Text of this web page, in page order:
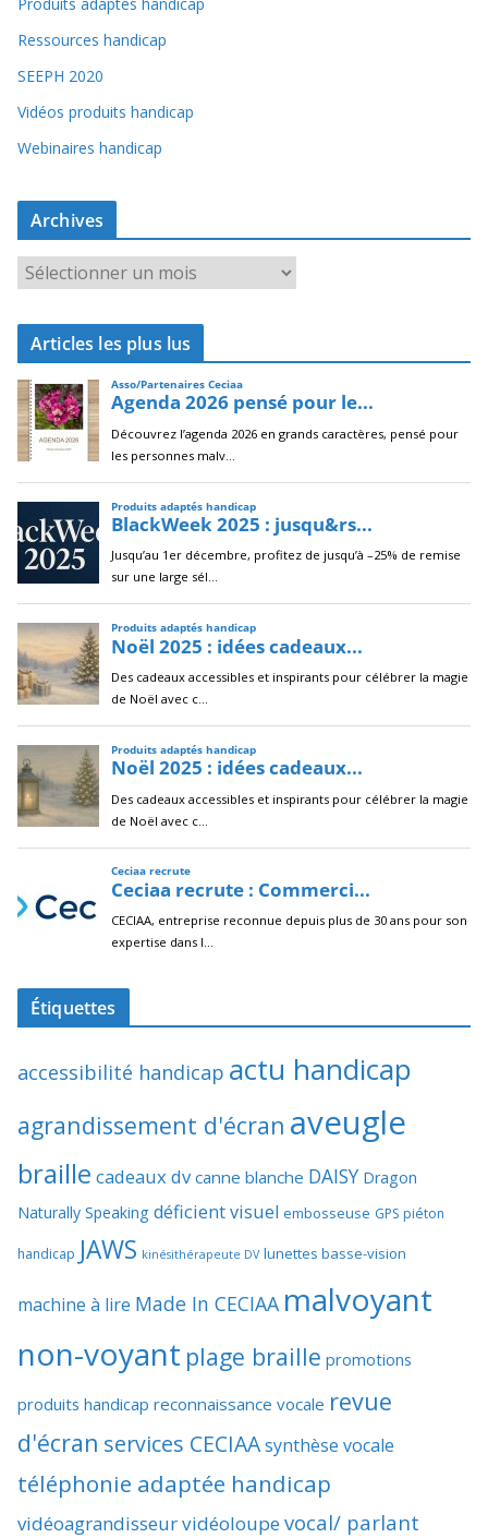
Ressources handicap
SEEPH 2020
Vidéos produits handicap
Webinaires handicap
Archives
r
c
i
v
e
s
Articles les plus lus
Étiquettes
accessibilité handicap actu handicap
agrandissement d'écran aveugle
braille cadeaux dv canne blanche DAISY Dragon
Naturally Speaking déficient visuel embosseuse GPS piéton
handicap JAWS kinésithérapeute DV lunettes basse-vision
machine à lire Made In CECIAA malvoyant
non-voyant plage braille promotions
produits handicap reconnaissance vocale revue
d'écran services CECIAAsynthèse vocale
téléphonie adaptée handicap
vidéoagrandisseurvidéoloupevocal/ parlant